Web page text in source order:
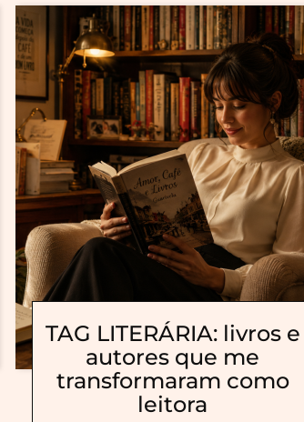
TAG LITERÁRIA: livros e
autores que me
transformaram como
leitora